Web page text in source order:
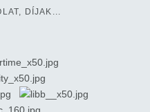
DÍJAK...